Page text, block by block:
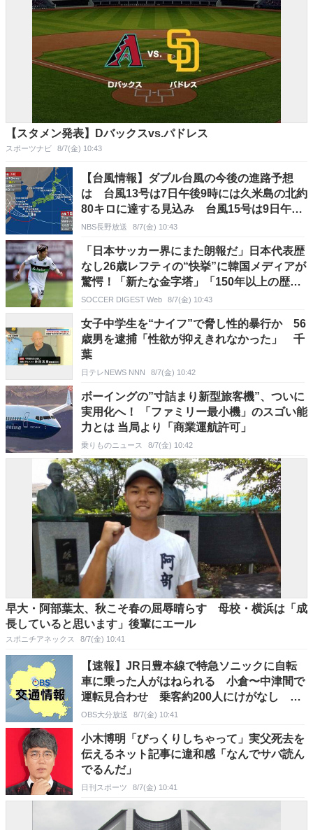
【スタメン発表】Dバックスvs.パドレス
スポーツナビ 8/7(金) 10:43
【台風情報】ダブル台風の今後の進路予想
は 台風13号は7日午後9時には久米島の北約
80キロに達する見込み 台風15号は9日午前
9時には日本の東に達する見通し
NBS長野放送 8/7(金) 10:43
「日本サッカー界にまた朗報だ」日本代表歴
なし26歳レフティの“快挙”に韓国メディアが
驚愕！「新たな金字塔」「150年以上の歴史
で初」
SOCCER DIGEST Web 8/7(金) 10:43
女子中学生を“ナイフ”で脅し性的暴行か 56
歳男を逮捕「性欲が抑えきれなかった」 千
葉
日テレNEWS NNN 8/7(金) 10:42
ボーイングの”寸詰まり新型旅客機”、ついに
実用化へ！ 「ファミリー最小機」のスゴい能
力とは 当局より「商業運航許可」
乗りものニュース 8/7(金) 10:42
早大・阿部葉太、秋こそ春の屈辱晴らす 母校・横浜は「成
長していると思います」後輩にエール
スポニチアネックス 8/7(金) 10:41
【速報】JR日豊本線で特急ソニックに自転
車に乗った人がはねられる 小倉〜中津間で
運転見合わせ 乗客約200人にけがなし 福
岡
OBS大分放送 8/7(金) 10:41
小木博明「びっくりしちゃって」実父死去を
伝えるネット記事に違和感「なんでサバ読ん
でるんだ」
日刊スポーツ 8/7(金) 10:41